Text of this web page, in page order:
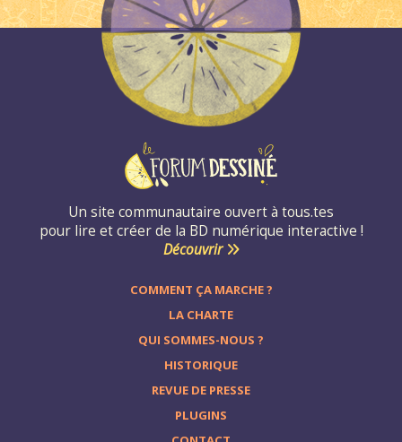
Un site communautaire ouvert à tous.tes
pour lire et créer de la BD numérique interactive !
Découvrir
COMMENT ÇA MARCHE ?
LA CHARTE
QUI SOMMES-NOUS ?
HISTORIQUE
REVUE DE PRESSE
PLUGINS